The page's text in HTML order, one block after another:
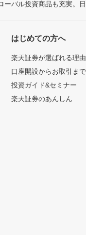
バル投資商品も充実。
はじめての方へ
楽天証券が選ばれる理由
口座開設からお取引ま
投資ガイド&セミナー
楽天証券のあんしん